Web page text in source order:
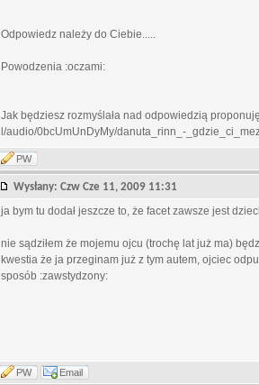
Odpowiedz należy do Ciebie.....
Powodzenia :oczami:
Jak będziesz rozmyślała nad odpowiedzią
l/audio/0bcUmUnDyMy/danuta_rinn_-
PW
Wysłany: Czw Cze 11, 2009 11:31
ja bym tu dodał jeszcze to, że facet zawsze jest
nie sądziłem że mojemu ojcu (trochę lat już ma)
kwestia że ja przeginam już z tym autem, ojciec
sposób :zawstydzony:
PW Email